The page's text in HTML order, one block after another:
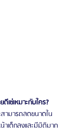
เซ่เหมาะกับใคร?
ามารถลดขนาดใน
าเด็กลงและมีมิติมาก